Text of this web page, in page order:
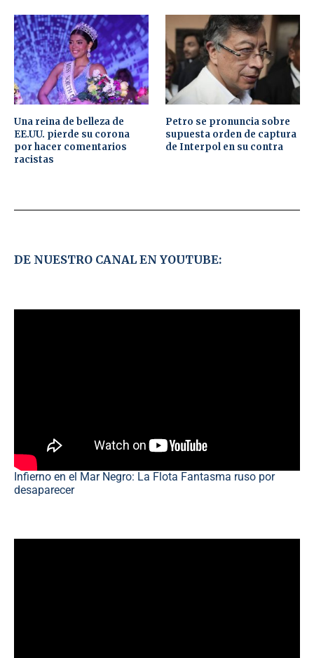
Una reina de belleza de
EE.UU. pierde su corona
por hacer comentarios
racistas
Petro se pronuncia sobre
supuesta orden de captura
de Interpol en su contra
DE NUESTRO CANAL EN YOUTUBE:
Infierno en el Mar Negro: La Flota Fantasma ruso por
desaparecer